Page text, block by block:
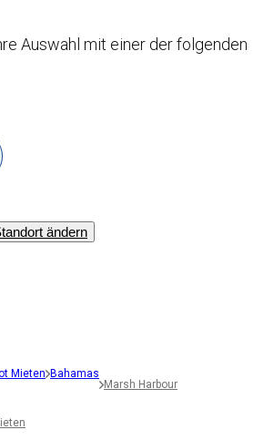
Auswahl mit einer der folgenden
ändern
Mieten Bahamas
Marsh Harbour